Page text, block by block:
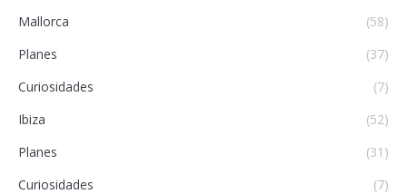
Mallorca
(58)
Planes
(37)
Curiosidades
(7)
Ibiza
(52)
Planes
(31)
Curiosidades
(7)